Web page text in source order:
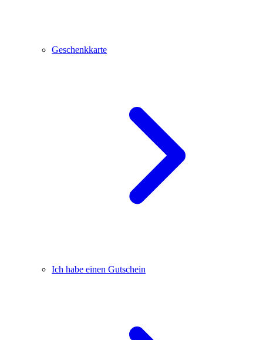
Geschenkkarte
Ich habe einen Gutschein